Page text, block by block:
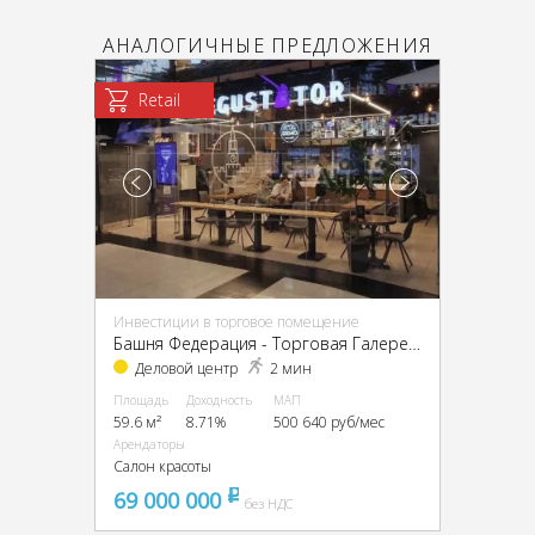
АНАЛОГИЧНЫЕ ПРЕДЛОЖЕНИЯ
Retail
Инвестиции в торговое помещение
Башня Федерация - Торговая Галерея, ЦАО, г Москва, Пресненская наб, д 12
Деловой центр 2 мин
Площадь
59.6 м²
Доходность
8.71%
МАП
500 640 руб/мес
Арендаторы
Салон красоты
69 000 000 pуббез НДС